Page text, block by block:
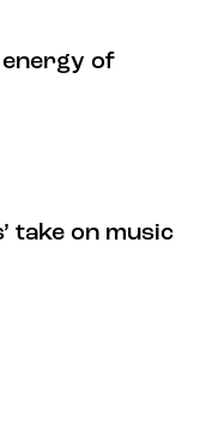
of
take on music